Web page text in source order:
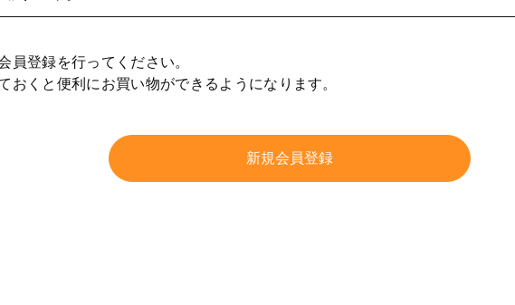
員登録を行ってください。
おくと便利にお買い物ができるようになります。